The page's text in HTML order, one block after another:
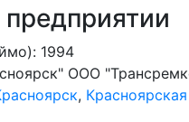
1994
ООО
,